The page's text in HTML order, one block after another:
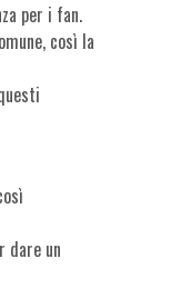
per i fan.
così la
dare un